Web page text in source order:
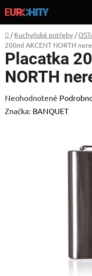
na
obsah
Domov
/ Kuchyňské potřeby /
200ml AKCENT NORTH
Placatka
NORTH
Priemerné
hodnotenie
Neohodnotené
Značka: BANQUET